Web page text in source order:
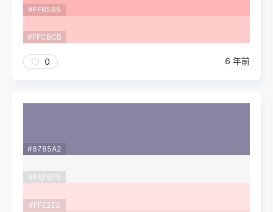
#FFB5B5
#FFCBCB
0 6 年前
#8785A2
#F6F6F6
#FFE2E2